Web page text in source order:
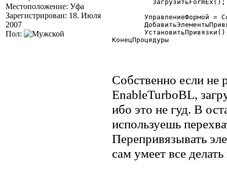
Местоположение: Уфа
Зарегистрирован: 18. Июля
2007
Пол:
КонецПроцедуры
Собственно если не
EnableTurboBL,
ибо это не гуд. В
используешь
Перепривязывать
сам умеет все